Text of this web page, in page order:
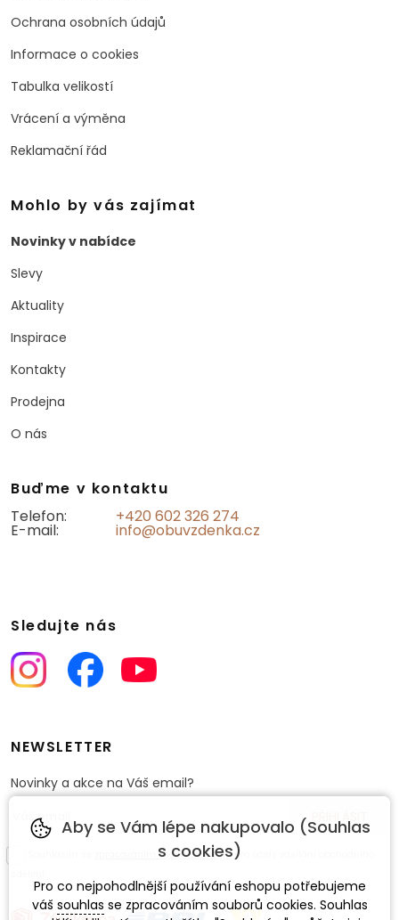
Ochrana osobních údajů
Informace o cookies
Tabulka velikostí
Vrácení a výměna
Reklamační řád
Mohlo by vás zajímat
Novinky v nabídce
Slevy
Aktuality
Inspirace
Kontakty
Prodejna
O nás
Buďme v kontaktu
Telefon:
+420 602 326 274
E-mail: info@obuvzdenka.cz
Sledujte nás
NEWSLETTER
Novinky a akce na Váš email?
zpracováním osobních údajůpro účely zasílání obchodního
Aby se Vám lépe nakupovalo (Souhlas
s cookies)
Pro co nejpohodlnější používání eshopu potřebujeme
váš souhlas se zpracováním souborů cookies. Souhlas